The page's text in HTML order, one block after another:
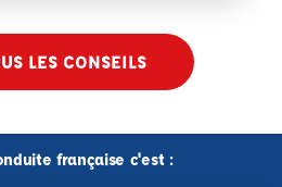
LES CONSEILS
française c'est :